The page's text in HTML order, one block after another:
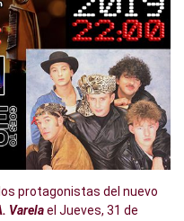
protagonistas del nuevo
Varelael Jueves, 31 de